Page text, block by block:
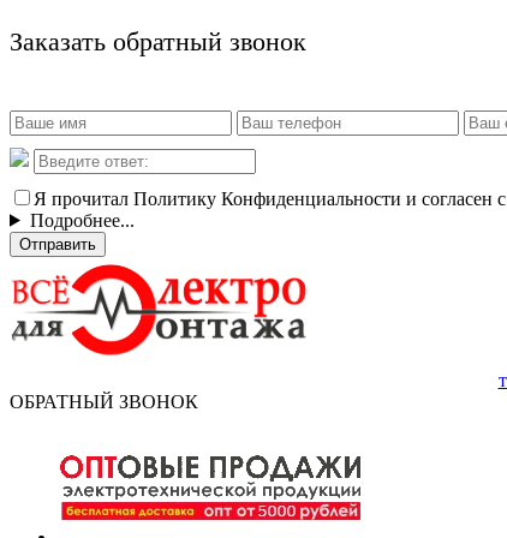
Заказать обратный звонок
Я прочитал Политику Конфиденциальности и согласен
Подробнее...
Отправить
ОБРАТНЫЙ ЗВОНОК